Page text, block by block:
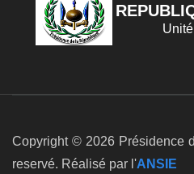
Copyright © 2026 Présidence
reservé. Réalisé par l'ANSIE